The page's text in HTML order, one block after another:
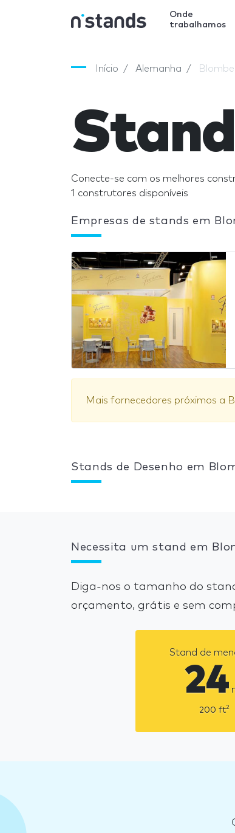
Onde
trabalhamos
Início Alemanha
Conecte-se com os melhores
1 construtores disponíveis
Empresas de stands em
Mais fornecedores próximos a
Stands de Desenho em
Necessita um stand em
Diga-nos o tamanho do
orçamento, grátis e sem
Stand de
24
200 ft2